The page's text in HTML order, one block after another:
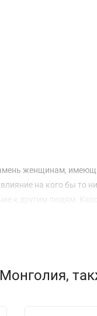
женщинам,
на кого бы то
к другим людям.